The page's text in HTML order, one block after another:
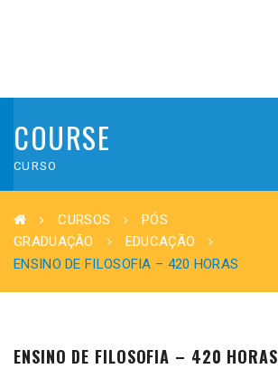
COURSE
CURSO
CURSOS
PÓS
GRADUAÇÃO
EDUCAÇÃO
ENSINO DE FILOSOFIA – 420 HORAS
ENSINO DE FILOSOFIA – 420 HORAS